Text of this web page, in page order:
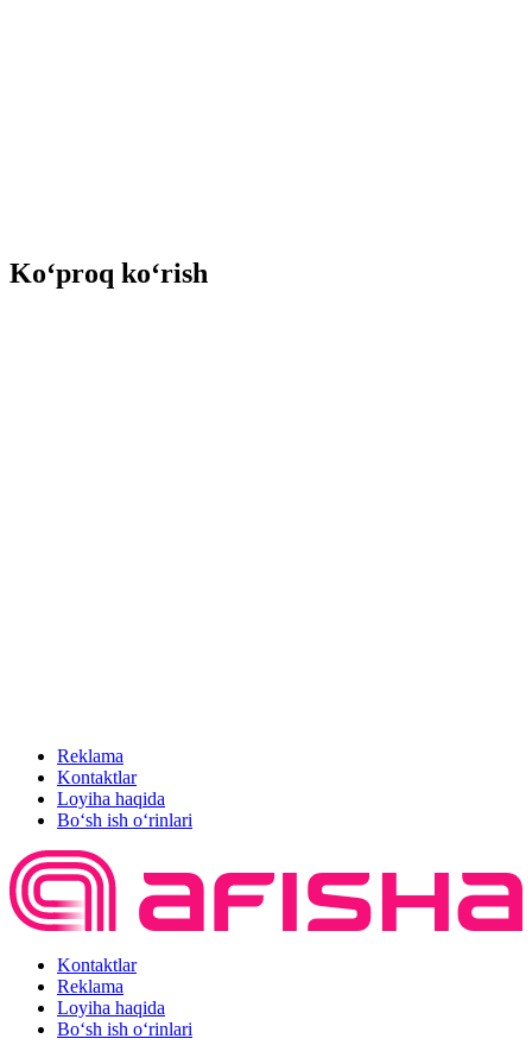
Ko‘proq ko‘rish
Reklama
Kontaktlar
Loyiha haqida
Bo‘sh ish o‘rinlari
Kontaktlar
Reklama
Loyiha haqida
Bo‘sh ish o‘rinlari